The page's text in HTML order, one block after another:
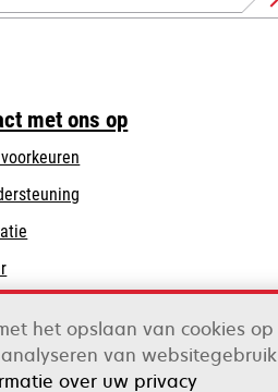
met ons op
tab
het opslaan van cookies op
van websitegebruik
over uw privacy